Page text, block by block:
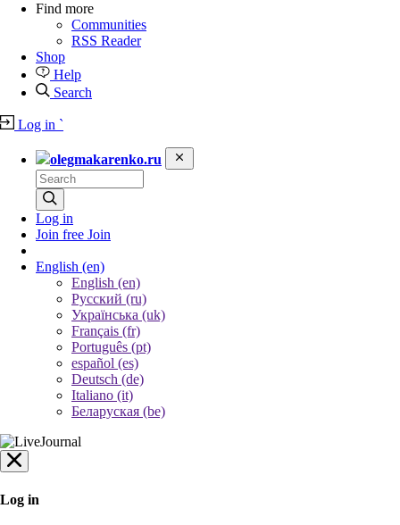
Find more
Communities
RSS Reader
Shop
Help
Search
Log in `
olegmakarenko.ru
Log in
Join free Join
English (en)
English (en)
Русский (ru)
Українська (uk)
Français (fr)
Português (pt)
español (es)
Deutsch (de)
Italiano (it)
Беларуская (be)
Log in